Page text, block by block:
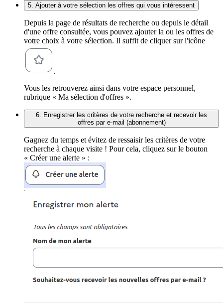
5. Ajouter à votre sélection les offres qui vous intéressent
Depuis la page de résultats de recherche ou depuis le détail
d'une offre consultée, vous pouvez ajouter la ou les offres de
votre choix à votre sélection. Il suffit de cliquer sur l'icône
.
Vous les retrouverez ainsi dans votre espace personnel,
rubrique « Ma sélection d'offres ».
6. Enregistrer les critères de votre recherche et recevoir les
offres par e-mail (abonnement)
Gagnez du temps et évitez de ressaisir les critères de votre
recherche à chaque visite ! Pour cela, cliquez sur le bouton
« Créer une alerte » :